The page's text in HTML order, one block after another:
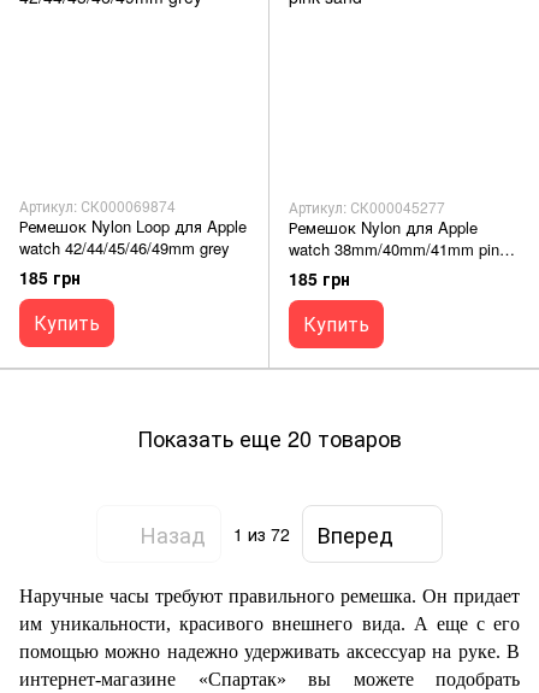
Артикул: СК000069874
Ремешок Nylon Loop для Apple
watch 42/44/45/46/49mm grey
185 грн
Купить
Артикул: СК000045277
Ремешок Nylon для Apple
watch 38mm/40mm/41mm pink
sand
185 грн
Купить
Показать еще 20 товаров
Назад 1 из 72 Вперед
Наручные часы требуют правильного ремешка. Он придает
им уникальности, красивого внешнего вида. А еще с его
помощью можно надежно удерживать аксессуар на руке. В
интернет-магазине «Спартак» вы можете подобрать